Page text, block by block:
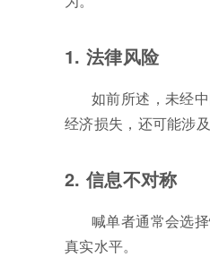
1. 法律风险
如前所述，未经
经济损失，还可能涉及
2. 信息不对称
喊单者通常会选
真实水平。